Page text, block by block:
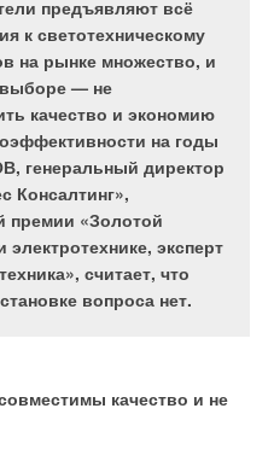
предъявляют всё
к светотехническому
на рынке множество, и
выборе — не
качество и экономию
на годы
генеральный директор
Консалтинг»,
премии «Золотой
эксперт
считает, что
вопроса нет.
качество и не
на будущей ВЭС,
Догг.р-Банке
большими в мире —
внушительные 220 м. Но
— не всегда значит
о ВЭУ.
— Орхусского (Дания)
моделирования
что ВЭУ с четырьмя
имеют ряд преимуществ.
что даёт первые
преодоление
всём мире.
на фоне переворота
должен положить
уже в 2020-х годах,
ранее
использования этих
грядущий пик потребления
дальнейший рост спроса
энергоносители вплоть